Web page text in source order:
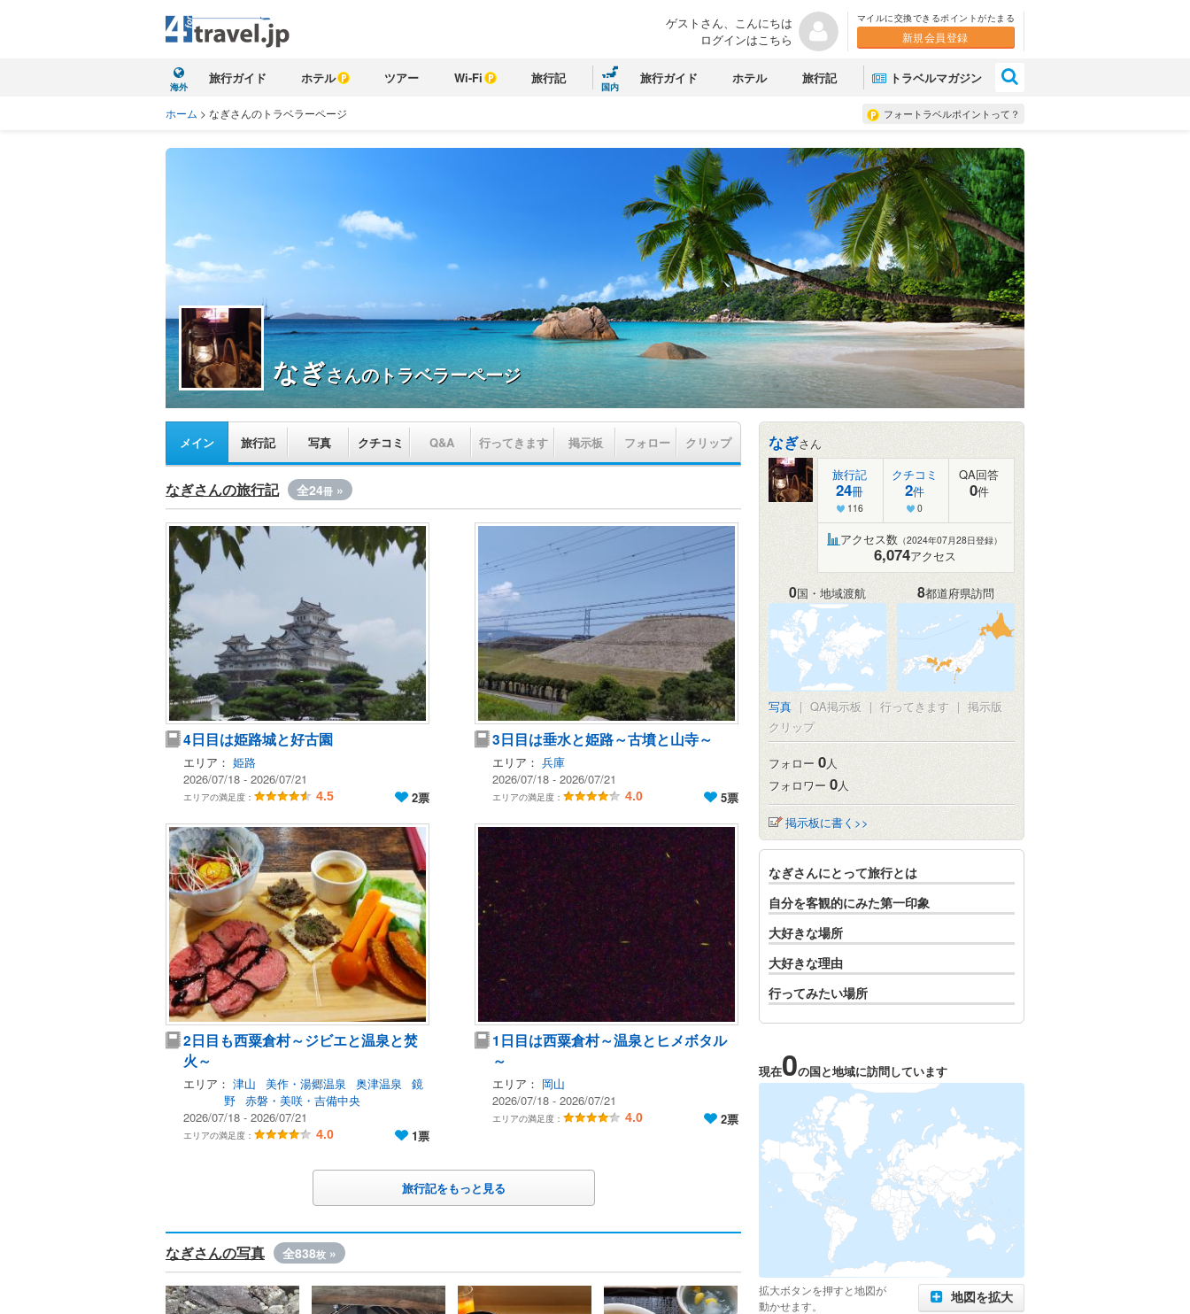
ゲストさん、こんにちは
ログインはこちら
マイルに交換できるポイントがたまる
新規会員登録
海外
旅行ガイド ホテル ツアー Wi-Fi 旅行記
国内
旅行ガイド ホテル 旅行記 トラベルマガジン
フォートラベルポイントって？
ホーム > なぎさんのトラベラーページ
なぎさんのトラベラーページ
メイン 旅行記 写真 クチコミ Q&A 行ってきます 掲示板 フォロー クリップ
なぎさんの旅行記 全24冊 »
4日目は姫路城と好古園
エリア： 姫路
2026/07/18 - 2026/07/21
エリアの満足度： 4.5 2票
3日目は垂水と姫路～古墳と山寺～
エリア： 兵庫
2026/07/18 - 2026/07/21
エリアの満足度： 4.0 5票
2日目も西粟倉村～ジビエと温泉と焚
火～
エリア： 津山 美作・湯郷温泉 奥津温泉
鏡
野
赤磐・美咲・吉備中央
2026/07/18 - 2026/07/21
エリアの満足度： 4.0 1票
1日目は西粟倉村～温泉とヒメボタル
～
エリア： 岡山
2026/07/18 - 2026/07/21
エリアの満足度： 4.0 2票
旅行記をもっと見る
なぎさんの写真 全838枚 »
なぎさん
旅行記
24冊
116
クチコミ
2件
0
QA回答
0件
アクセス数 （2024年07月28日登録）
6,074アクセス
0国・地域渡航 8都道府県訪問
写真 | QA掲示板 | 行ってきます | 掲示版
クリップ
フォロー 0人
フォロワー 0人
掲示板に書く>>
なぎさんにとって旅行とは
自分を客観的にみた第一印象
大好きな場所
大好きな理由
行ってみたい場所
現在0の国と地域に訪問しています
拡大ボタンを押すと地図が
動かせます。
地図を拡大